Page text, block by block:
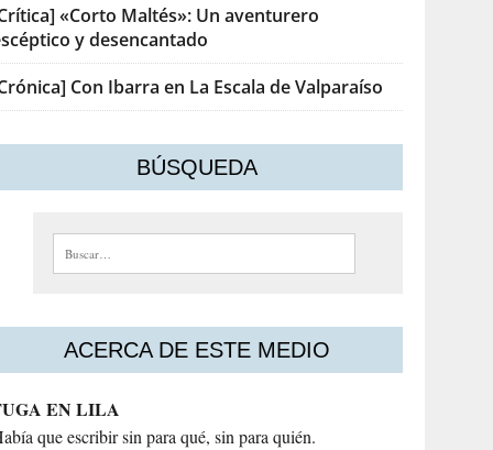
«Corto Maltés»: Un aventurero
y desencantado
Con Ibarra en La Escala de Valparaíso
BÚSQUEDA
Buscar:
ACERCA DE ESTE MEDIO
EN LILA
que escribir sin para qué, sin para quién.